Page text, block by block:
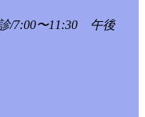
/7:00〜11:30 午後